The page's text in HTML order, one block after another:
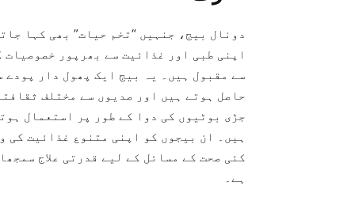
دونال بیج، جنہیں “تخم حیات” بھی کہا
اپنی طبی اور غذائیت سے بھرپور خصوصیات
سے مقبول ہیں۔ یہ بیج ایک پھول دار پودے
حاصل ہوتے ہیں اور صدیوں سے مختلف
جڑی بوٹیوں کی دوا کے طور پر استعمال
ہیں۔ ان بیجوں کو اپنی متنوع غذائیت کی
کئی صحت کے مسائل کے لیے قدرتی علاج
ہے۔